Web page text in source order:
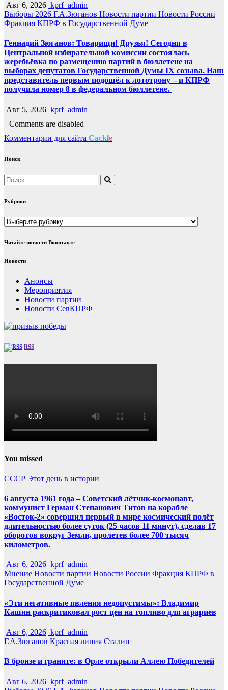
Авг 6, 2026 kprf_admin
Выборы 2026 Г.А.Зюганов Новости партии Новости России
Фракция КПРФ в Государственной Думе
Геннадий Зюганов: Товарищи! Друзья! Сегодня в
Центральной избирательной комиссии состоялась
жеребьёвка по размещению партий в бюллетене на
выборах депутатов Государственной Думы IX созыва. Наш
представитель первым подошёл к лототрону – и КПРФ
получила номер 8 в федеральном бюллетене.
Авг 5, 2026 kprf_admin
Comments are disabled
Комментарии для сайта Cackle
Поиск
Рубрики
Рубрики
Читайте новости Вконтакте
Новости
Анонсы
Мероприятия
Новости партии
Новости СевКПРФ
RSS
You missed
СССР Этот день в истории
6 августа 1961 года – Советский лётчик-космонавт,
коммунист Герман Степанович Титов на корабле
«Восток-2» совершил первый в мире космический полёт
длительностью более суток (25 часов 11 минут), сделав 17
оборотов вокруг Земли, пролетев более 700 тысяч
километров.
Авг 6, 2026 kprf_admin
Мнение Новости партии Новости России Фракция КПРФ в
Государственной Думе
«Эти негативные явления недопустимы»: Владимир
Кашин раскритиковал рост цен на топливо для аграриев
Авг 6, 2026 kprf_admin
Г.А.Зюганов Красная линия Сталин
В бронзе и граните: в Орле открыли Аллею Победителей
Авг 6, 2026 kprf_admin